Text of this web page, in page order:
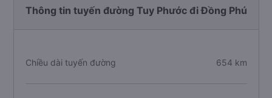
Thông tin tuyến đường Tuy Phước đi Đồng Phú
Chiều dài tuyến đường 654 km